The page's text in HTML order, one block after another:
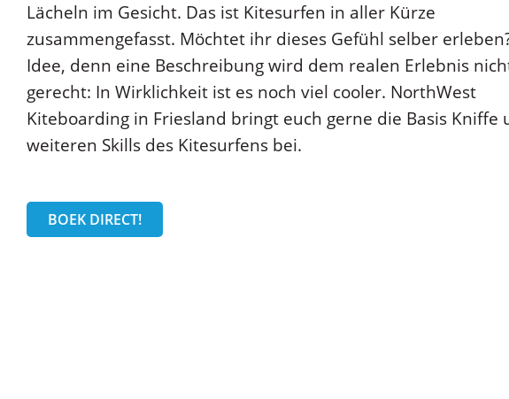
Lächeln im Gesicht. Das ist Kitesurfen in aller Kürze
zusammengefasst. Möchtet ihr dieses Gefühl selber
Idee, denn eine Beschreibung wird dem realen Erlebnis
gerecht: In Wirklichkeit ist es noch viel cooler. NorthWest
Kiteboarding in Friesland bringt euch gerne die Basis Kniffe
weiteren Skills des Kitesurfens bei.
BOEK DIRECT!